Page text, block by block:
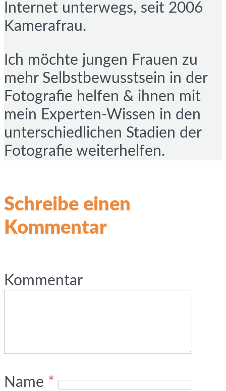
Internet unterwegs, seit 2006
Kamerafrau.
Ich möchte jungen Frauen zu
mehr Selbstbewusstsein in der
Fotografie helfen & ihnen mit
mein Experten-Wissen in den
unterschiedlichen Stadien der
Fotografie weiterhelfen.
Schreibe einen
Kommentar
Kommentar
Name *